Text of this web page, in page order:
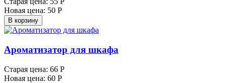
Новая цена: 50 Р
В корзину
Ароматизатор для шкафа
Старая цена: 66 Р
Новая цена: 60 Р